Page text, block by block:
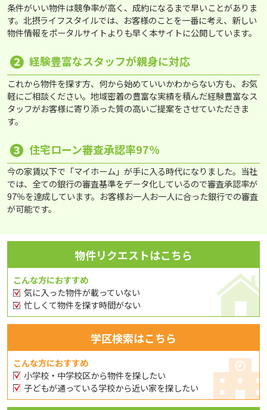
条件がいい物件は競争率が高く、成約になるまで早いことがありま
す。北摂ライフスタイルでは、お客様のことを一番に考え、新しい
物件情報をポータルサイトよりも早く本サイトに公開しています。
❷ 経験豊富なスタッフが親身に対応
これから物件を探す方、何から始めていいかわからない方も、お気
軽にご相談ください。地域密着の豊富な実績を積んだ経験豊富なス
タッフがお客様に寄り添った質の高いご提案をさせていただきま
す。
❸ 住宅ローン審査承認率97％
今の家賃以下で「マイホーム」が手に入る時代になりました。当社
では、全ての銀行の審査基準をデータ化しているので審査承認率が
97％を達成しています。お客様お一人お一人に合った銀行での審査
が可能です。
物件リクエストはこちら
こんな方におすすめ
気に入った物件が載っていない
忙しくて物件を探す時間がない
学区検索はこちら
こんな方におすすめ
小学校・中学校区から物件を探したい
子どもが通っている学校から近い家を探したい